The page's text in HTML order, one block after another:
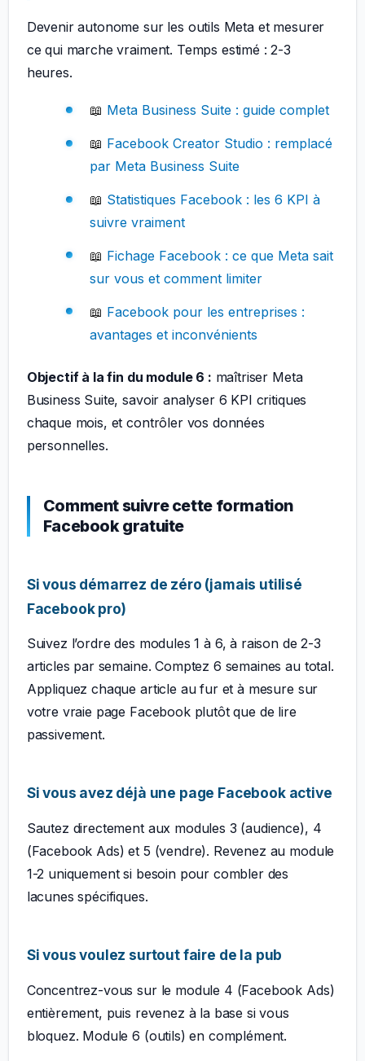
Devenir autonome sur les outils Meta et mesurer
ce qui marche vraiment. Temps estimé : 2-3
heures.
📖 Meta Business Suite : guide complet
📖 Facebook Creator Studio : remplacé
par Meta Business Suite
📖 Statistiques Facebook : les 6 KPI à
suivre vraiment
📖 Fichage Facebook : ce que Meta sait
sur vous et comment limiter
📖 Facebook pour les entreprises :
avantages et inconvénients
Objectif à la fin du module 6 : maîtriser Meta
Business Suite, savoir analyser 6 KPI critiques
chaque mois, et contrôler vos données
personnelles.
Comment suivre cette formation
Facebook gratuite
Si vous démarrez de zéro (jamais utilisé
Facebook pro)
Suivez l’ordre des modules 1 à 6, à raison de 2-3
articles par semaine. Comptez 6 semaines au total.
Appliquez chaque article au fur et à mesure sur
votre vraie page Facebook plutôt que de lire
passivement.
Si vous avez déjà une page Facebook active
Sautez directement aux modules 3 (audience), 4
(Facebook Ads) et 5 (vendre). Revenez au module
1-2 uniquement si besoin pour combler des
lacunes spécifiques.
Si vous voulez surtout faire de la pub
Concentrez-vous sur le module 4 (Facebook Ads)
entièrement, puis revenez à la base si vous
bloquez. Module 6 (outils) en complément.